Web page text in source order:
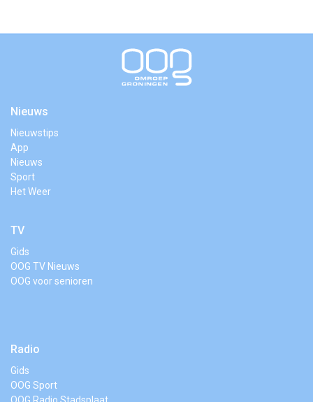
Nieuws
Nieuwstips
App
Nieuws
Sport
Het Weer
TV
Gids
OOG TV Nieuws
OOG voor senioren
Radio
Gids
OOG Sport
OOG Radio Stadsplaat